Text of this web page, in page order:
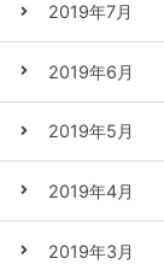
2019年7月
2019年6月
2019年5月
2019年4月
2019年3月